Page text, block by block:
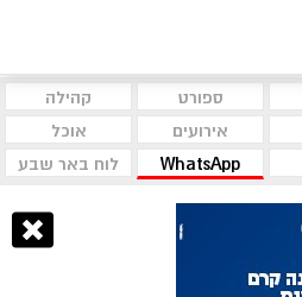
ספורט
קהילה
אירועים
אוכל
WhatsApp לוח באר שבע